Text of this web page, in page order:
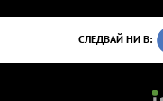
СЛЕДВАЙ НИ В: